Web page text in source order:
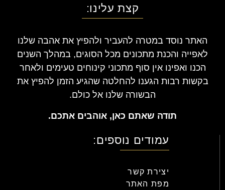
קצת עלינו:
האתר נוסד במטרה להעביר ולהפיץ את אהבה שלנו
לאפייה והכנת מתכונים מכל הסוגים, במהלך השנים
הכנו ואפינו אין סוף מתכוני קינוחים טעימים ולאחר
בקשות רבות הגענו להחלטה שהגיע הזמן להפיץ את
הבשורה שלנו אל כולם.
תודה שאתם כאן, אוהבים אתכם.
עמודים נוספים:
יצירת קשר
מפת האתר